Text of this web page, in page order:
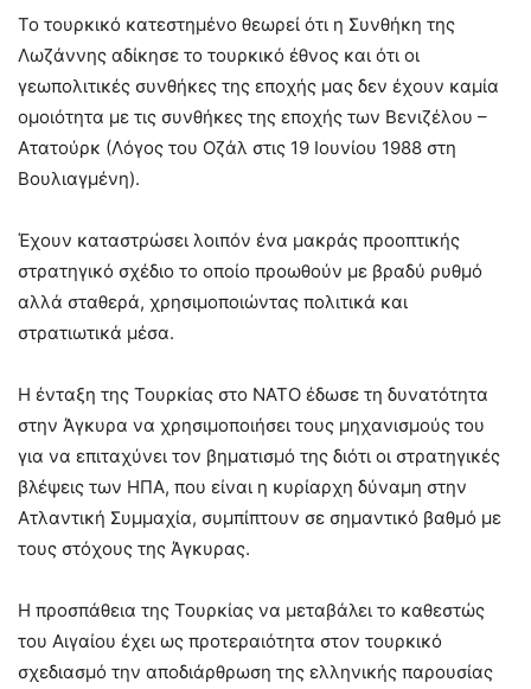
Το τουρκικό κατεστημένο θεωρεί ότι η Συνθήκη της
Λωζάννης αδίκησε το τουρκικό έθνος και ότι οι
γεωπολιτικές συνθήκες της εποχής μας δεν έχουν καμία
ομοιότητα με τις συνθήκες της εποχής των Βενιζέλου –
Ατατούρκ (Λόγος του Οζάλ στις 19 Ιουνίου 1988 στη
Βουλιαγμένη).
Έχουν καταστρώσει λοιπόν ένα μακράς προοπτικής
στρατηγικό σχέδιο το οποίο προωθούν με βραδύ ρυθμό
αλλά σταθερά, χρησιμοποιώντας πολιτικά και
στρατιωτικά μέσα.
Η ένταξη της Τουρκίας στο ΝΑΤΟ έδωσε τη δυνατότητα
στην Άγκυρα να χρησιμοποιήσει τους μηχανισμούς του
για να επιταχύνει τον βηματισμό της διότι οι στρατηγικές
βλέψεις των ΗΠΑ, που είναι η κυρίαρχη δύναμη στην
Ατλαντική Συμμαχία, συμπίπτουν σε σημαντικό βαθμό με
τους στόχους της Άγκυρας.
Η προσπάθεια της Τουρκίας να μεταβάλει το καθεστώς
του Αιγαίου έχει ως προτεραιότητα στον τουρκικό
σχεδιασμό την αποδιάρθρωση της ελληνικής παρουσίας